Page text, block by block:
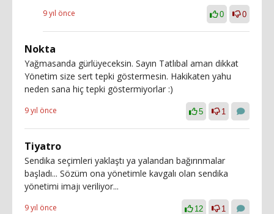
9 yıl önce 0 0
Nokta
Yağmasanda gürlüyeceksin. Sayın Tatlıbal aman dikkat
Yönetim size sert tepki göstermesin. Hakikaten yahu
neden sana hiç tepki göstermiyorlar :)
9 yıl önce 5 1
Tiyatro
Sendika seçimleri yaklaştı ya yalandan bağırınmalar
başladı... Sözüm ona yönetimle kavgalı olan sendika
yönetimi imajı veriliyor...
9 yıl önce 12 1